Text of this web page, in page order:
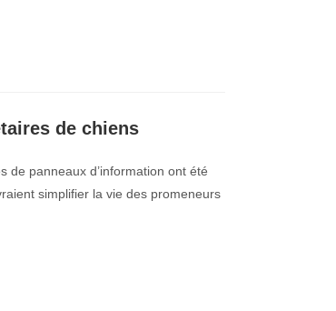
de chiens
de panneaux d’information ont été
simplifier la vie des promeneurs